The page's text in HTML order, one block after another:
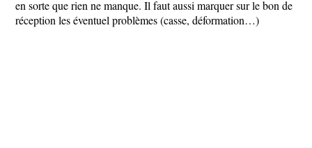
en sorte que rien ne manque. Il faut aussi marquer sur le bon de
réception les éventuel problèmes (casse, déformation…)